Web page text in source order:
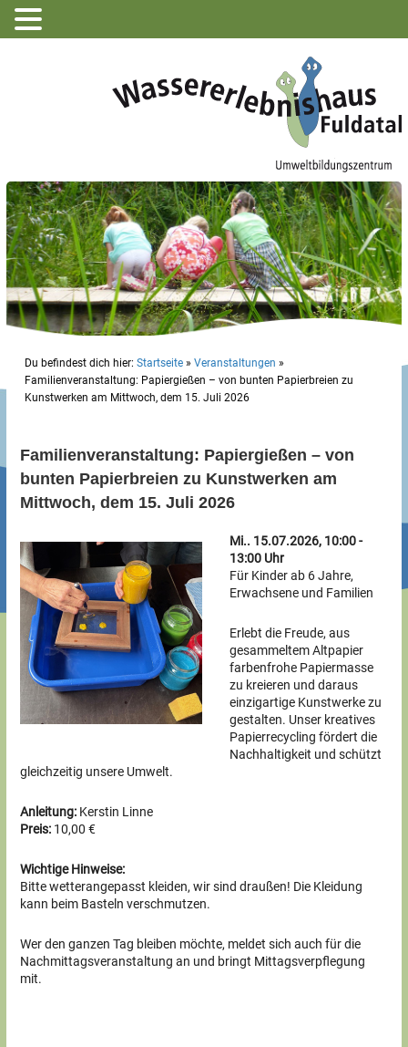
Du befindest dich hier: Startseite » Veranstaltungen »
Familienveranstaltung: Papiergießen – von bunten Papierbreien zu
Kunstwerken am Mittwoch, dem 15. Juli 2026
Familienveranstaltung: Papiergießen – von
bunten Papierbreien zu Kunstwerken am
Mittwoch, dem 15. Juli 2026
Mi.. 15.07.2026, 10:00 -
13:00 Uhr
Für Kinder ab 6 Jahre,
Erwachsene und Familien
Erlebt die Freude, aus
gesammeltem Altpapier
farbenfrohe Papiermasse
zu kreieren und daraus
einzigartige Kunstwerke zu
gestalten. Unser kreatives
Papierrecycling fördert die
Nachhaltigkeit und schützt
gleichzeitig unsere Umwelt.
Anleitung: Kerstin Linne
Preis: 10,00 €
Wichtige Hinweise:
Bitte wetterangepasst kleiden, wir sind draußen! Die Kleidung
kann beim Basteln verschmutzen.
Wer den ganzen Tag bleiben möchte, meldet sich auch für die
Nachmittagsveranstaltung an und bringt Mittagsverpflegung
mit.